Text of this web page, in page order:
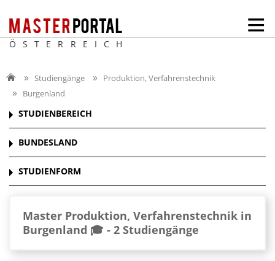
ÖSTERREICH
Studiengänge
Produktion, Verfahrenstechnik
Burgenland
STUDIENBEREICH
BUNDESLAND
STUDIENFORM
Master Produktion, Verfahrenstechnik in
Burgenland 🎓 - 2 Studiengänge